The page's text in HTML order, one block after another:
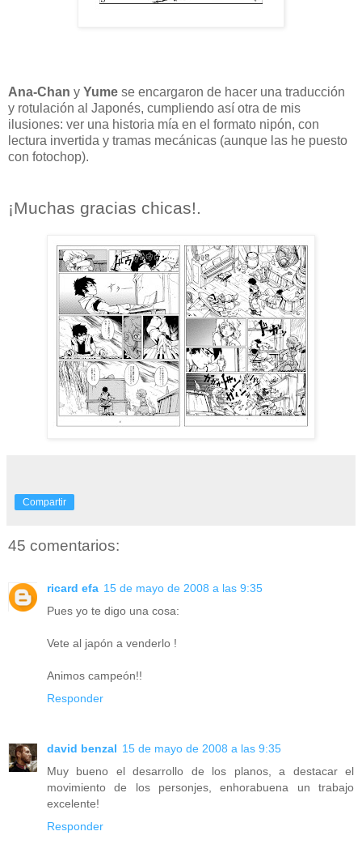
Ana-Chan y Yume se encargaron de hacer una traducción
y rotulación al Japonés, cumpliendo así otra de mis
ilusiones: ver una historia mía en el formato nipón, con
lectura invertida y tramas mecánicas (aunque las he puesto
con fotochop).
¡Muchas gracias chicas!.
Compartir
45 comentarios:
ricard efa 15 de mayo de 2008 a las 9:35
Pues yo te digo una cosa:
Vete al japón a venderlo !
Animos campeón!!
Responder
david benzal 15 de mayo de 2008 a las 9:35
Muy bueno el desarrollo de los planos, a destacar el
movimiento de los personjes, enhorabuena un trabajo
excelente!
Responder